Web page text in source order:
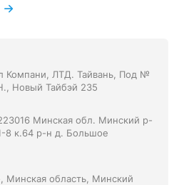
Компани, ЛТД. Тайвань, Под №
Новый Тайбэй 235
Минская обл. Минский р-
8 к.64 р-н д. Большое
Минская область, Минский